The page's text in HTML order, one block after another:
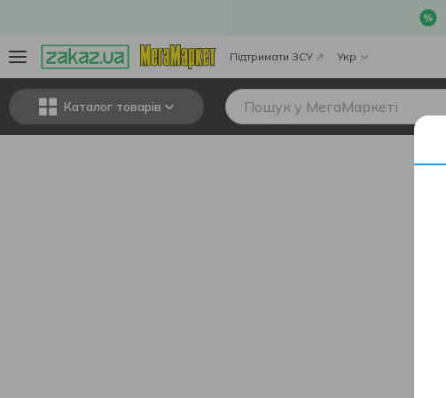
Підтримати ЗСУ Укр
Каталог товарів